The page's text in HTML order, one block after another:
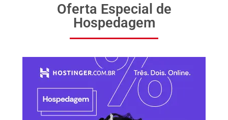
Oferta Especial de
Hospedagem